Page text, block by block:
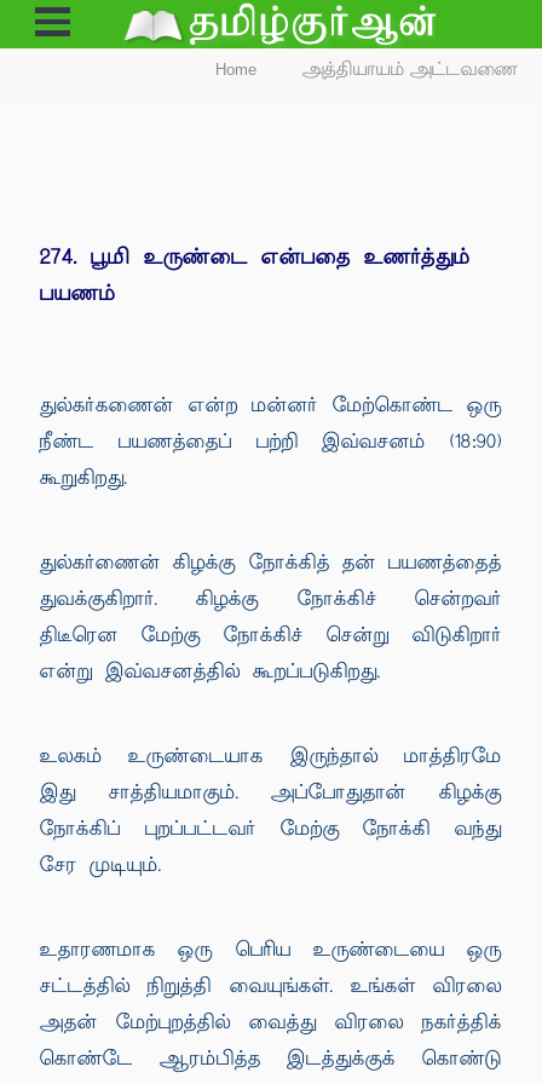
Open
Menu
Home அத்தியாயம் அட்டவணை
274. பூமி உருண்டை என்பதை உணர்த்தும்
பயணம்
துல்கர்கணைன் என்ற மன்னர் மேற்கொண்ட ஒரு
நீண்ட பயணத்தைப் பற்றி இவ்வசனம் (18:90)
கூறுகிறது.
துல்கர்ணைன் கிழக்கு நோக்கித் தன் பயணத்தைத்
துவக்குகிறார். கிழக்கு நோக்கிச் சென்றவர்
திடீரென மேற்கு நோக்கிச் சென்று விடுகிறார்
என்று இவ்வசனத்தில் கூறப்படுகிறது.
உலகம் உருண்டையாக இருந்தால் மாத்திரமே
இது சாத்தியமாகும். அப்போதுதான் கிழக்கு
நோக்கிப் புறப்பட்டவர் மேற்கு நோக்கி வந்து
சேர முடியும்.
உதாரணமாக ஒரு பெரிய உருண்டையை ஒரு
சட்டத்தில் நிறுத்தி வையுங்கள். உங்கள் விரலை
அதன் மேற்புறத்தில் வைத்து விரலை நகர்த்திக்
கொண்டே ஆரம்பித்த இடத்துக்குக் கொண்டு